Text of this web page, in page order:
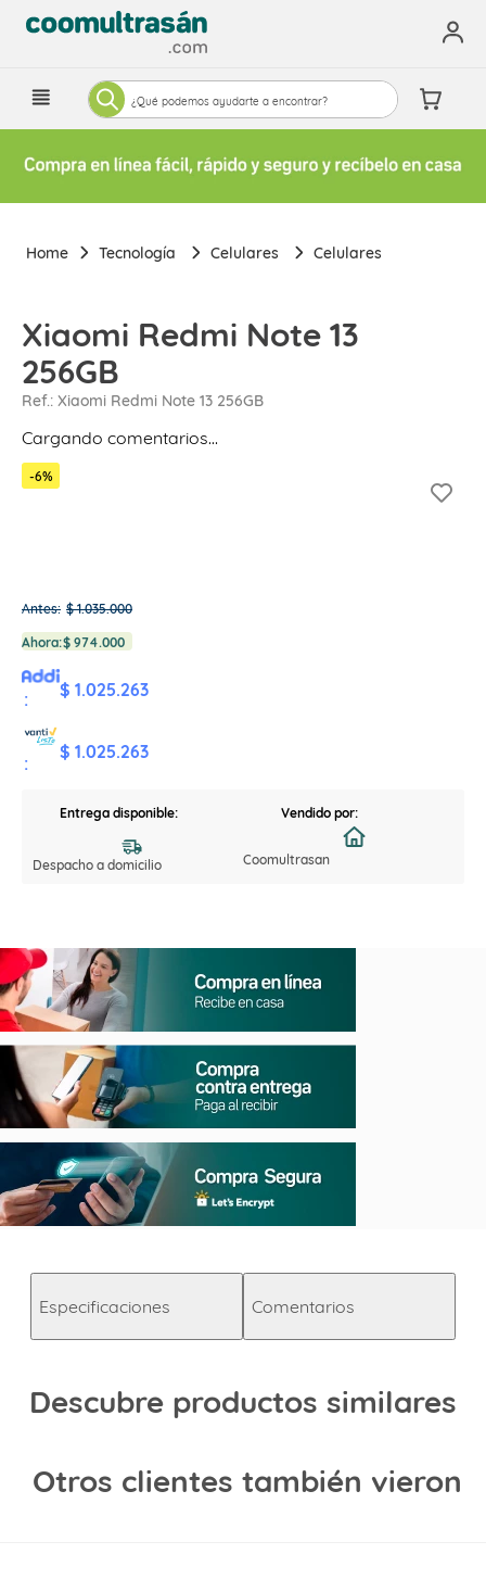
¿Qué podemos ayudarte a encontrar?
Tecnología Celulares Celulares
Xiaomi Redmi Note 13
256GB
Ref.: Xiaomi Redmi Note 13 256GB
Cargando comentarios…
-6%
Antes: $ 1.035.000
Ahora:$ 974.000
: $ 1.025.263
:
$ 1.025.263
Entrega disponible:
Despacho a domicilio
Vendido por:
Coomultrasan
Especificaciones Comentarios
Descubre productos similares
Otros clientes también vieron